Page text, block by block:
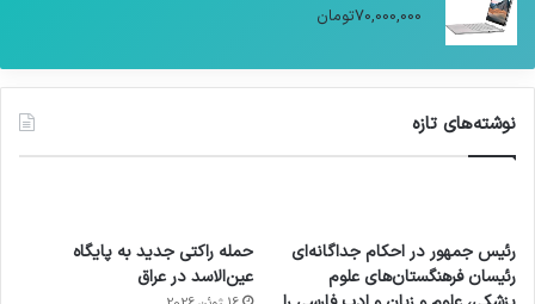
70,000,000تومان
نوشته‌های تازه
رئیس جمهور در احکام جداگانه‌ای
رئیسان فرهنگستان‌های علوم
حمله راکتی جدید به پایگاه
عین‌الاسد در عراق